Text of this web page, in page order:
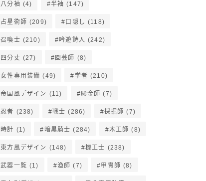
八分袖 (4) 半袖 (147)
占星術師 (209) 口隠し (118)
召喚士 (210) 吟遊詩人 (242)
四分丈 (27) 園芸師 (8)
女性専用装備 (49) 学者 (210)
帝国風デザイン (11) 彫金師 (7)
忍者 (238) 戦士 (286) 採掘師 (7)
時計 (1) 暗黒騎士 (284) 木工師 (8)
東方風デザイン (148) 機工士 (238)
武器一覧 (1) 漁師 (7) 甲冑師 (8)